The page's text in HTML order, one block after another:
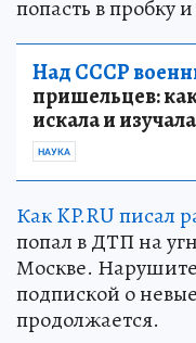
попасть в пробку
Над СССР
пришельцев:
искала и
НАУКА
Как KP.RU писал
попал в ДТП на
Москве.
подпиской о
продолжается.